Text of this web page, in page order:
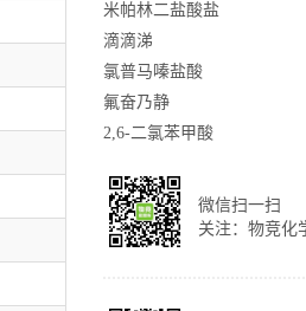
米帕林二盐酸盐
滴滴涕
氯普马嗪盐酸
氟奋乃静
2,6-二氯苯甲酸
微信扫一扫
关注：物竞化